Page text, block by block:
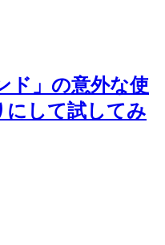
ド」の意外な使
にして試してみ